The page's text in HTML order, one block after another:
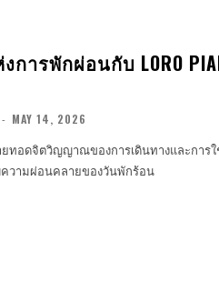
รพักผ่อนกับ LORO
- MAY 14, 2026
ยทอดจิตวิญญาณของการเดินทางและการ
วามผ่อนคลายของวันพักร้อน